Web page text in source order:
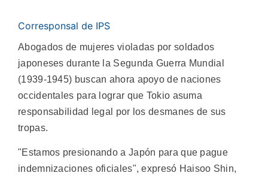
Corresponsal de IPS
Abogados de mujeres violadas por soldados
japoneses durante la Segunda Guerra Mundial
(1939-1945) buscan ahora apoyo de naciones
occidentales para lograr que Tokio asuma
responsabilidad legal por los desmanes de sus
tropas.
"Estamos presionando a Japón para que pague
indemnizaciones oficiales", expresó Haisoo Shin,